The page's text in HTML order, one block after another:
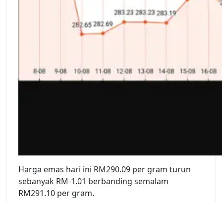
Harga emas hari ini RM290.09 per gram turun
sebanyak RM-1.01 berbanding semalam
RM291.10 per gram.